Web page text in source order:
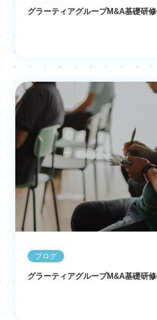
グラーティアグループM&A基礎研
ブログ
グラーティアグループM&A基礎研